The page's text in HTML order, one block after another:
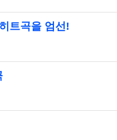
트곡을 엄선!